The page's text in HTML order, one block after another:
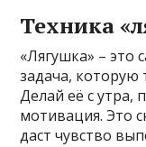
Техника
«Лягушка» – это
задача,
Делай её с утра,
мотивация. Это
даст чувство